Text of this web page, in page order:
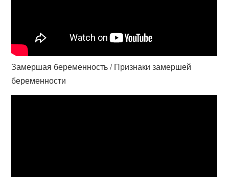
Замершая беременность / Признаки замершей
беременности